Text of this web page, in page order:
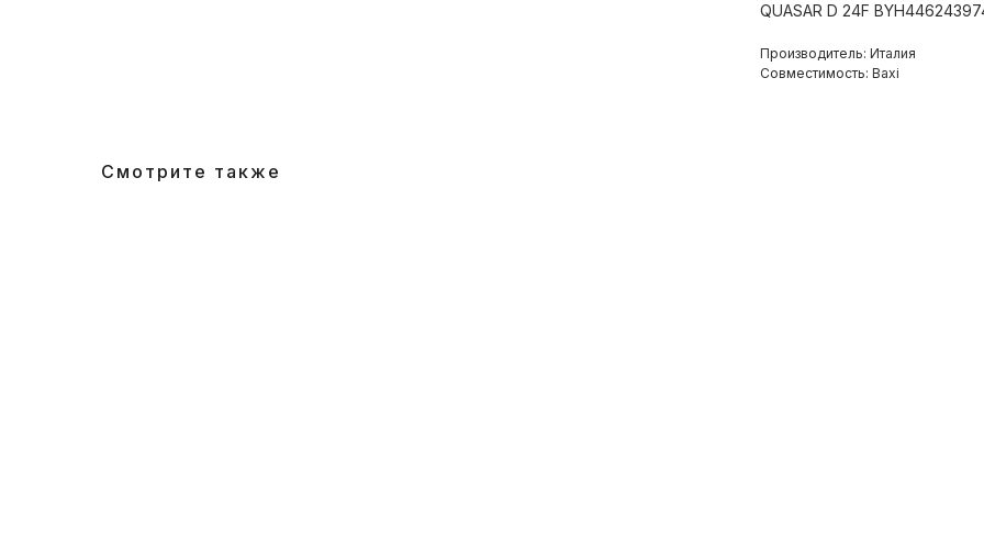
QUASAR D 24F
Производитель: Италия
Совместимость: Baxi
Смотрите также